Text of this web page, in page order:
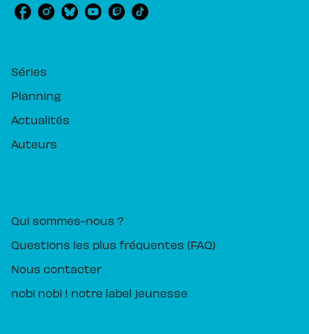
Séries
Planning
Actualités
Auteurs
Qui sommes-nous ?
Questions les plus fréquentes (FAQ)
Nous contacter
nobi nobi ! notre label jeunesse